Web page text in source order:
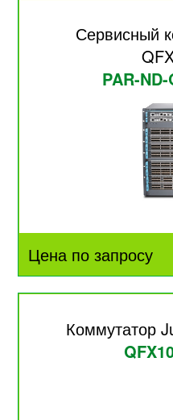
Сервисный
PAR-
Цена по запросу
Коммутатор